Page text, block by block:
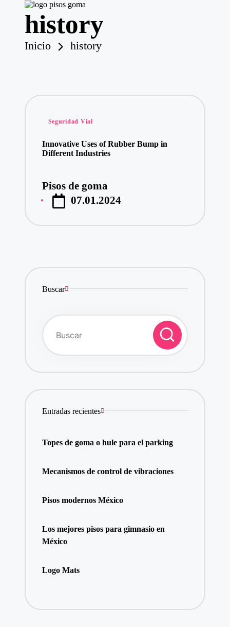
P
o
s
a
history
Inicio history
Publicado
Seguridad Vial
Innovative Uses of Rubber Bump in
Different Industries
Publicado
por
Pisos de goma
07.01.2024
Buscar
Entradas recientes
Topes de goma o hule para el parking
Mecanismos de control de vibraciones
Pisos modernos México
Los mejores pisos para gimnasio en
México
Logo Mats